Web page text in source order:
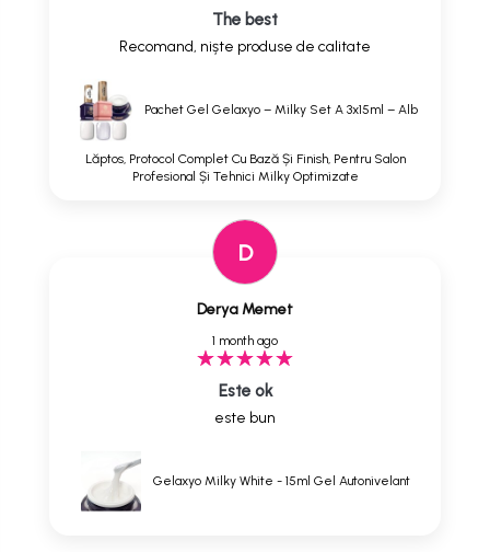
The best
Recomand, niște produse de calitate
Pachet Gel Gelaxyo – Milky Set A 3x15ml – Alb
Lăptos, Protocol Complet Cu Bază Și Finish, Pentru Salon
Profesional Și Tehnici Milky Optimizate
D
Derya Memet
1 month ago
Este ok
este bun
Gelaxyo Milky White - 15ml Gel Autonivelant